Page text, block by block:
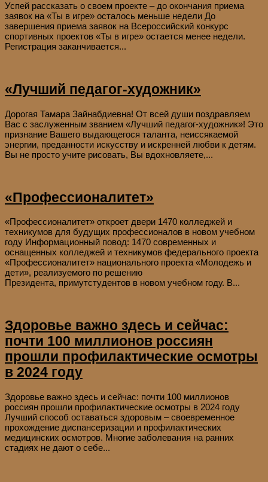
Успей рассказать о своем проекте – до окончания приема
заявок на «Ты в игре» осталось меньше недели До
завершения приема заявок на Всероссийский конкурс
спортивных проектов «Ты в игре» остается менее недели.
Регистрация заканчивается...
«Лучший педагог-художник»
Дорогая Тамара Зайнабдиевна! От всей души поздравляем
Вас с заслуженным званием «Лучший педагог-художник»! Это
признание Вашего выдающегося таланта, неиссякаемой
энергии, преданности искусству и искренней любви к детям.
Вы не просто учите рисовать, Вы вдохновляете,...
«Профессионалитет»
«Профессионалитет» откроет двери 1470 колледжей и
техникумов для будущих профессионалов в новом учебном
году Информационный повод: 1470 современных и
оснащенных колледжей и техникумов федерального проекта
«Профессионалитет» национального проекта «Молодежь и
дети», реализуемого по решению
Президента, примутстудентов в новом учебном году. В...
Здоровье важно здесь и сейчас:
почти 100 миллионов россиян
прошли профилактические осмотры
в 2024 году
Здоровье важно здесь и сейчас: почти 100 миллионов
россиян прошли профилактические осмотры в 2024 году
Лучший способ оставаться здоровым – своевременное
прохождение диспансеризации и профилактических
медицинских осмотров. Многие заболевания на ранних
стадиях не дают о себе...